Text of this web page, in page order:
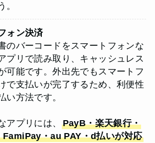
。
ォン決済
のバーコードをスマートフォンな
プリで読み取り、キャッシュレス
可能です。外出先でもスマートフ
で支払いが完了するため、利便性
い方法です。
アプリには、
PayB・楽天銀行・
・au PAY・d払いが対応